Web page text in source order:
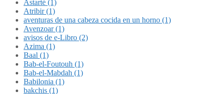
Astarté (1)
Atribir (1)
aventuras de una cabeza cocida en un horno (1)
Avenzoar (1)
avisos de e-Libro (2)
Azima (1)
Baal (1)
Bab-el-Foutouh (1)
Bab-el-Mabdah (1)
Babilonia (1)
bakchis (1)